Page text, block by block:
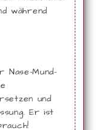
während
Nase-Mund-
und
Er ist